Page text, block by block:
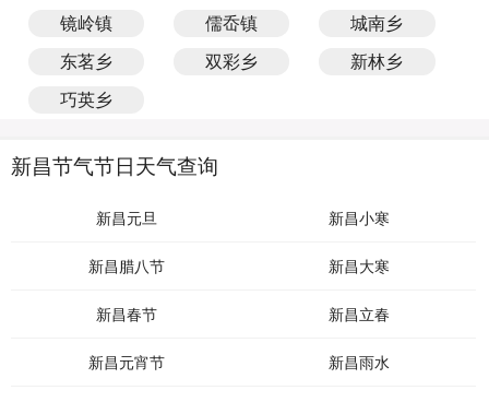
镜岭镇 儒岙镇 城南乡
东茗乡 双彩乡 新林乡
巧英乡
新昌节气节日天气查询
新昌元旦 新昌小寒
新昌腊八节 新昌大寒
新昌春节 新昌立春
新昌元宵节 新昌雨水